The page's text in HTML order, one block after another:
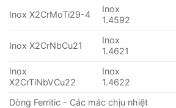
Inox X2CrMoTi29-4
Inox
1.4592
Inox X2CrNbCu21
Inox
1.4621
Inox
X2CrTiNbVCu22
Inox
1.4622
Dòng Ferritic - Các mác chịu nhiệt